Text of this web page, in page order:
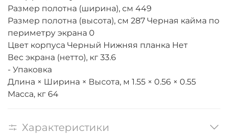
Размер полотна (ширина), см 449
Размер полотна (высота), см 287 Черная кайма по
периметру экрана 0
Цвет корпуса Черный Нижняя планка Нет
Вес экрана (нетто), кг 33.6
- Упаковка
Длина × Ширина × Высота, м 1.55 × 0.56 × 0.55
Масса, кг 64
Характеристики